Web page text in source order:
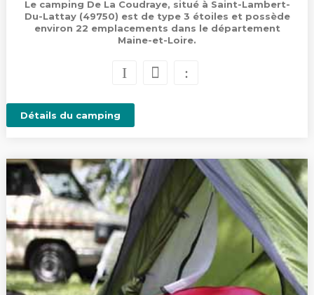
Le camping De La Coudraye, situé à Saint-Lambert-
Du-Lattay (49750) est de type 3 étoiles et possède
environ 22 emplacements dans le département
Maine-et-Loire.
Détails du camping